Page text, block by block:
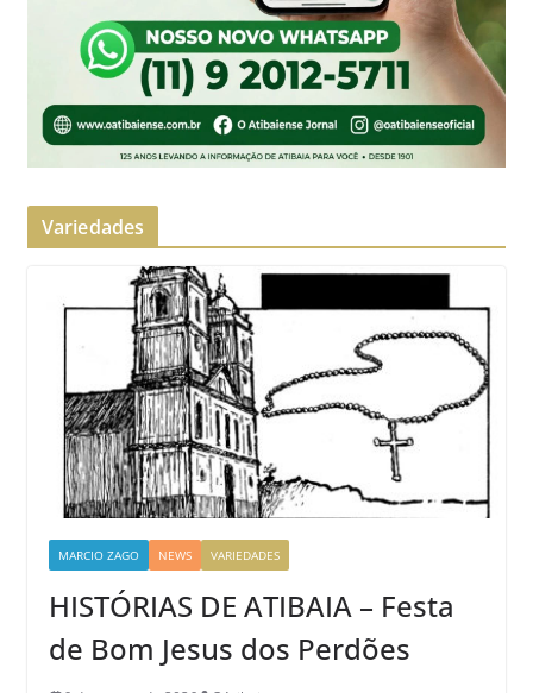
Variedades
MARCIO ZAGO NEWS VARIEDADES
HISTÓRIAS DE ATIBAIA – Festa
de Bom Jesus dos Perdões